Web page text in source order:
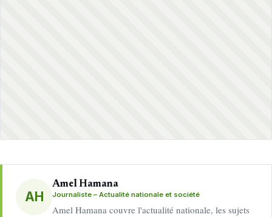
AH
Amel Hamana
Journaliste – Actualité nationale et société
Amel Hamana couvre l'actualité nationale, les sujets